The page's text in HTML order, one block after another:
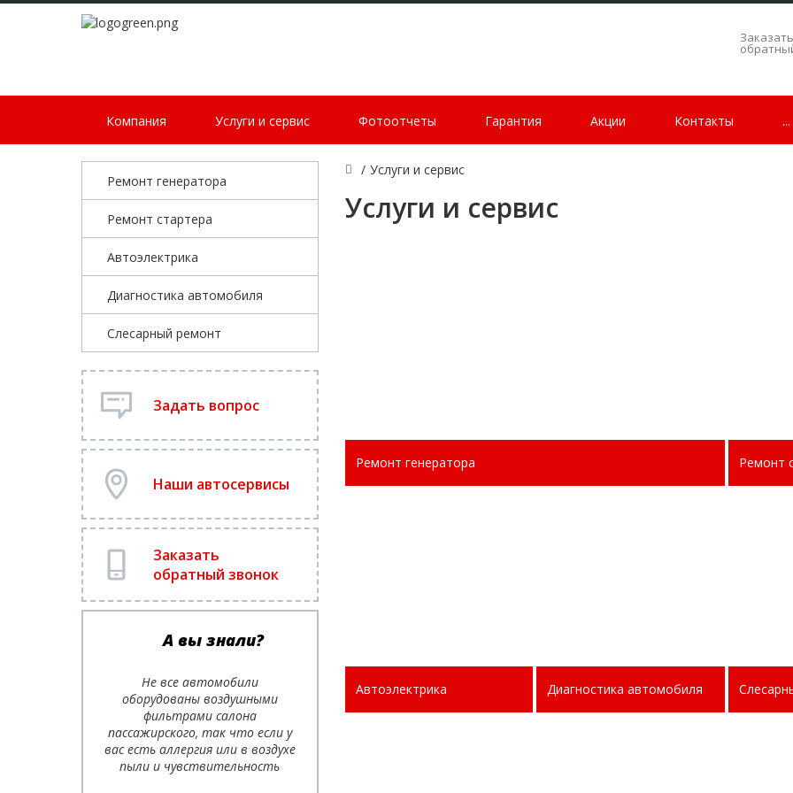
Заказать
Компания Услуги и сервис Фотоотчеты Гарантия Акции Контакты ...
/ Услуги и сервис
Услуги и сервис
Ремонт генератора
Ремонт стартера
Автоэлектрика
Диагностика автомобиля
Слесарный ремонт
Задать вопрос
Наши автосервисы
Заказать
обратный звонок
А вы знали?
Не все автомобили
оборудованы воздушными
фильтрами салона
пассажирского, так что если у
вас есть аллергия или в воздухе
пыли и чувствительность
Ремонт генератора Ремонт
Автоэлектрика Диагностика автомобиля